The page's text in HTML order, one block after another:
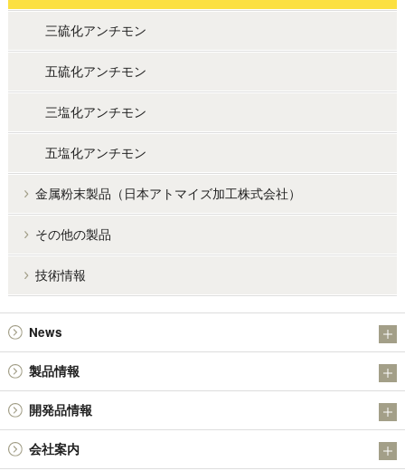
三硫化アンチモン
五硫化アンチモン
三塩化アンチモン
五塩化アンチモン
金属粉末製品（日本アトマイズ加工株式会社）
その他の製品
技術情報
News
お知らせ
IR
製品情報
アンチモン製品
金属粉末製品（日本アトマイズ加工株式会社）
その他の製品
開発品情報
日本精鉱（株）の金属硫化物SULMICSシリーズの開発について
日本精鉱（株）の四酸化アンチモン
会社案内